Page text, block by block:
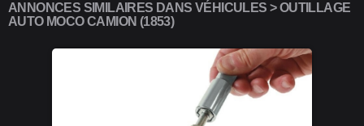
ANNONCES SIMILAIRES DANS VÉHICULES > OUTILLAGE
AUTO MOCO CAMION (1853)